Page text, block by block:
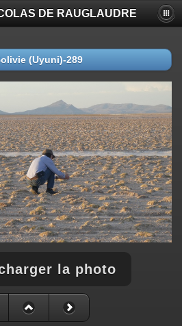
DE RAUGLAUDRE
(Uyuni)-289
la photo